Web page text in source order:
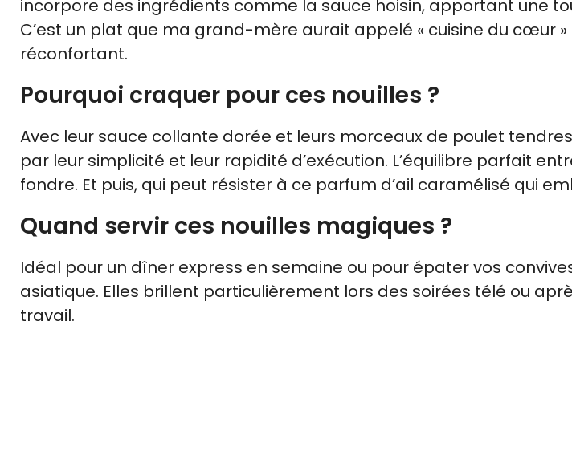
incorpore des ingrédients comme la sauce hoisin, apportant une
C’est un plat que ma grand-mère aurait appelé « cuisine du cœur
réconfortant.
Pourquoi craquer pour ces nouilles ?
Avec leur sauce collante dorée et leurs morceaux de poulet
par leur simplicité et leur rapidité d’exécution. L’équilibre parfait
fondre. Et puis, qui peut résister à ce parfum d’ail caramélisé qui
Quand servir ces nouilles magiques ?
Idéal pour un dîner express en semaine ou pour épater vos
asiatique. Elles brillent particulièrement lors des soirées télé ou
travail.